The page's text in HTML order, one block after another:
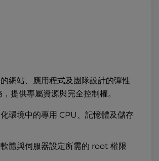
網站、應用程式及團隊設計的彈性
提供專屬資源與完全控制權。
環境中的專用 CPU、記憶體及儲存
體與伺服器設定所需的 root 權限